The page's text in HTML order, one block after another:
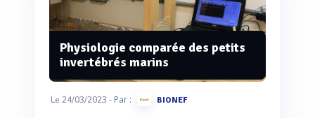
Physiologie comparée des petits
invertébrés marins
Le 24/03/2023 - Par : BIONEF